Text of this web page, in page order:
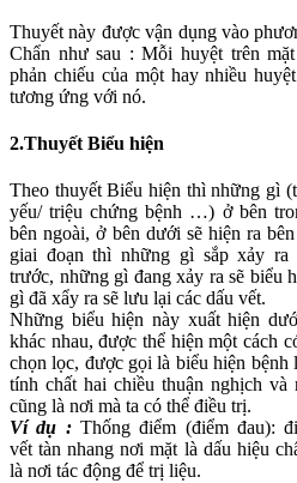
Thuyết này được vận dụng vào
Chẩn như sau : Mỗi huyệt trên
phản chiếu của một hay nhiều
tương ứng với nó.
2.Thuyết Biểu hiện
Theo thuyết Biểu hiện thì những gì
yếu/ triệu chứng bệnh …) ở bên
bên ngoài, ở bên dưới sẽ hiện ra
giai đoạn thì những gì sắp xảy ra
trước, những gì đang xảy ra sẽ biểu
gì đã xẩy ra sẽ lưu lại các dấu vết.
Những biểu hiện này xuất hiện
khác nhau, được thể hiện một cách
chọn lọc, được gọi là biểu hiện bệnh
tính chất hai chiều thuận nghịch và
cũng là nơi mà ta có thể điều trị.
Ví dụ :Thống điểm (điểm đau):
vết tàn nhang nơi mặt là dấu hiệu
là nơi tác động để trị liệu.